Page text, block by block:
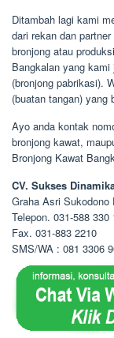
Ditambah lagi kami
dari rekan dan
bronjong atau
Bangkalan yang
(bronjong pabrikasi).
(buatan tangan) yang
Ayo anda kontak
bronjong kawat,
Bronjong Kawat
CV. Sukses
Graha Asri Sukodono
Telepon. 031-588 330
Fax. 031-883 2210
SMS/WA : 081 3306